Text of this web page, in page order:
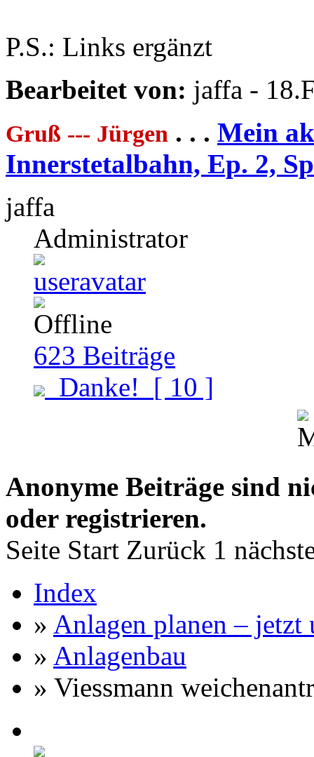
P.S.: Links ergänzt
Bearbeitet von: jaffa -
Gruß --- Jürgen . . . Mein
Innerstetalbahn, Ep. 2,
jaffa
Administrator
623 Beiträge
Danke! [ 10 ]
Anonyme Beiträge sind
oder registrieren.
Seite Start Zurück 1
Index
» Anlagen planen – jetzt
» Anlagenbau
» Viessmann